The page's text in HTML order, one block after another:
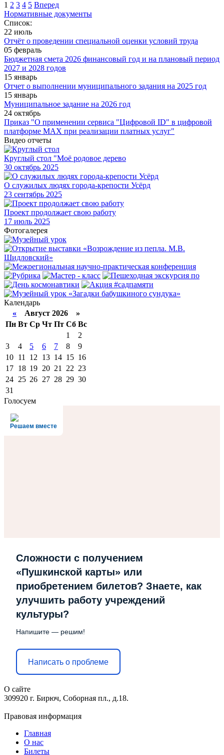
1 2 3 4 5 Вперед
Нормативные документы
Список:
22 июль
Отчёт о проведении специальной оценки условий труда
05 февраль
Бюджетная смета 2026 финансовый год и на плановый период
2027 и 2028 годов
15 январь
Отчет о выполнении муниципального задания на 2025 год
15 январь
Муниципальное задание на 2026 год
24 октябрь
Приказ "О применении сервиса "Цифровой ID" в цифровой
платформе МАХ при реализации платных услуг"
Видео отчеты
Круглый стол "Моё родовое дерево
30 октябрь 2025
О служилых людях города-крепости Усёрд
23 сентябрь 2025
Проект продолжает свою работу
17 июль 2025
Фотогалерея
Календарь
« Август 2026 »
Пн Вт Ср Чт Пт Сб Вс
1
2
3
4 5 6 7 8
9
10 11 12 13 14 15 16
17 18 19 20 21 22 23
24 25 26 27 28 29 30
31
Голосуем
Решаем вместе
Сложности с получением
«Пушкинской карты» или
приобретением билетов? Знаете, как
улучшить работу учреждений
культуры?
Напишите — решим!
Написать о проблеме
О сайте
309920 г. Бирюч, Соборная пл., д.18.
Правовая информация
Главная
О нас
Билеты